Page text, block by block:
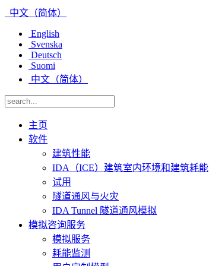
中文（简体）
English
Svenska
Deutsch
Suomi
中文（简体）
主页
软件
建筑性能
IDA（ICE）建筑室内环境和建筑耗能
试用
隧道通风与火灾
IDA Tunnel 隧道通风模拟
模拟咨询服务
模拟服务
耗能监测